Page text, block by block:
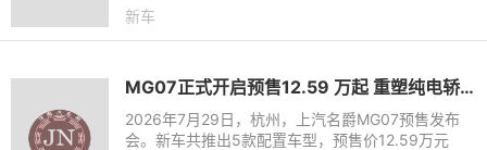
漆配色免费选、高阶辅助驾驶免费送等诸多小订权
新车
MG07正式开启预售12.59 万起 重塑纯电轿跑市场新标杆
2026年7月29日，杭州，上汽名爵MG07预售发布
会。新车共推出5款配置车型，预售价12.59万元